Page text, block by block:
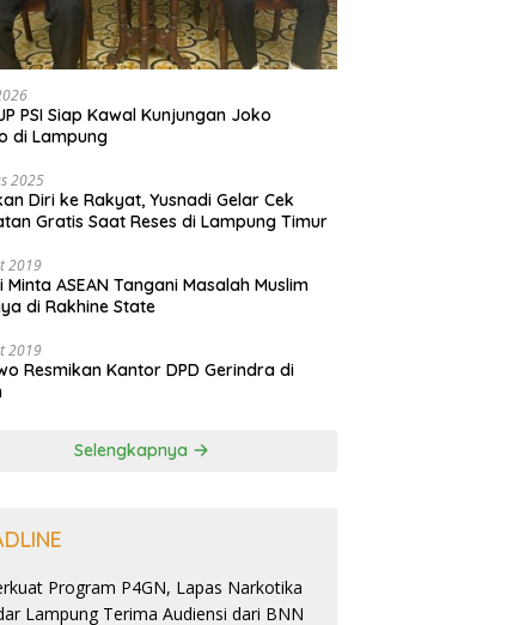
PSI Siap Kawal Kunjungan Joko
di Lampung
2025
Diri ke Rakyat, Yusnadi Gelar Cek
Gratis Saat Reses di Lampung Timur
2019
Minta ASEAN Tangani Masalah Muslim
di Rakhine State
2019
Resmikan Kantor DPD Gerindra di
Selengkapnya